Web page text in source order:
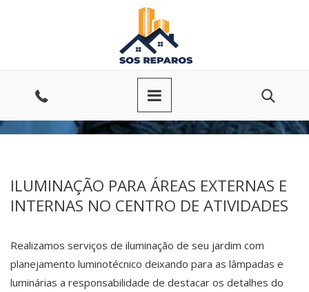
ILUMINAÇÃO PARA ÁREAS EXTERNAS E
INTERNAS NO CENTRO DE ATIVIDADES
Realizamos serviços de iluminação de seu jardim com
planejamento luminotécnico deixando para as lâmpadas e
luminárias a responsabilidade de destacar os detalhes do